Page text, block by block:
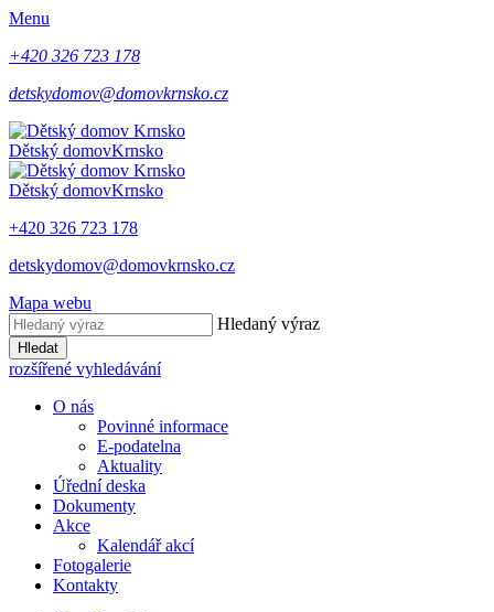
Menu
+420 326 723 178
detskydomov@domovkrnsko.cz
Dětský domovKrnsko
Dětský domovKrnsko
+420 326 723 178
detskydomov@domovkrnsko.cz
Mapa webu
Hledaný výraz
Hledat
rozšířené vyhledávání
O nás
Povinné informace
E-podatelna
Aktuality
Úřední deska
Dokumenty
Akce
Kalendář akcí
Fotogalerie
Kontakty